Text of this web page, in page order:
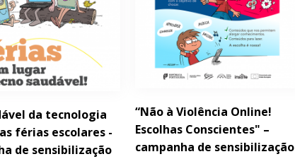
da tecnologia
férias escolares -
de sensibilização
“Não à Violência Online!
Escolhas Conscientes" –
campanha de sensibilização